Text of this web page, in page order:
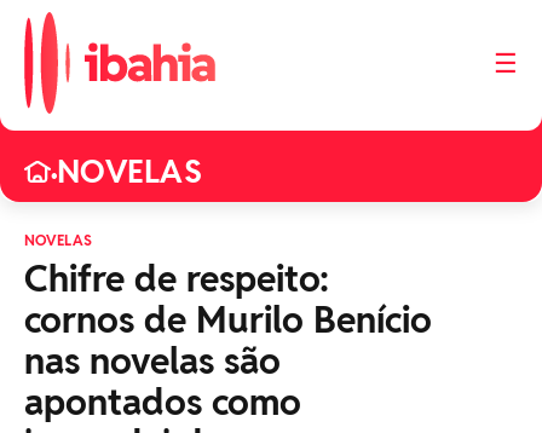
☰
•NOVELAS
NOVELAS
Chifre de respeito:
cornos de Murilo Benício
nas novelas são
apontados como